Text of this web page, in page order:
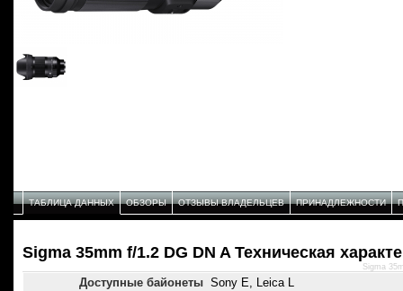
ТАБЛИЦА ДАННЫХ ОБЗОРЫ ОТЗЫВЫ ВЛАДЕЛЬЦЕВ ПРИНАДЛЕЖНОСТИ
Sigma 35mm f/1.2 DG DN A Техническая
Доступные байонеты Sony E, Leica L
Sigma